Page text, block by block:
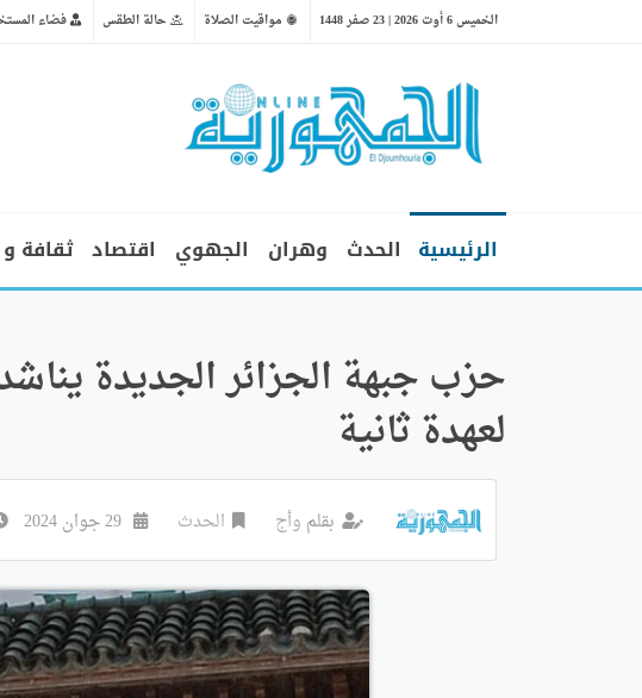
الخميس 6 أوت 2026 | 23 صفر 1448 مواقيت الصلاة حالة الطقس فضاء
الرئيسية الحدث وهران الجهوي اقتصاد ثقافة
حزب جبهة الجزائر الجديدة
لعهدة ثانية
بقلم وأج الحدث 29 جوان 2024